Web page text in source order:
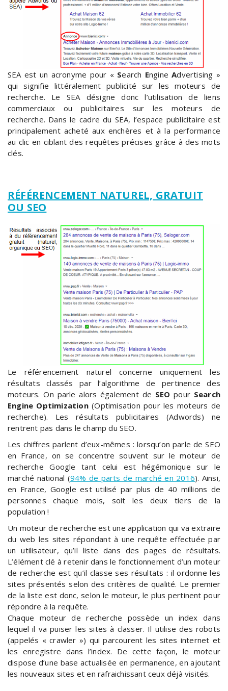
SEA est un acronyme pour « Search EngineAdvertising »
qui signifie littéralement publicité sur les moteurs de
recherche. Le SEA désigne donc l’utilisation de liens
commerciaux ou publicitaires sur les moteurs de
recherche. Dans le cadre du SEA, l’espace publicitaire est
principalement acheté aux enchères et à la performance
au clic en ciblant des requêtes précises grâce à des mots
clés.
RÉFÉRENCEMENT NATUREL, GRATUIT
OU SEO
Le référencement naturel concerne uniquement les
résultats classés par l’algorithme de pertinence des
moteurs. On parle alors également de SEO pour Search
Engine Optimization(Optimisation pour les moteurs de
recherche). Les résultats publicitaires (Adwords) ne
rentrent pas dans le champ du SEO.
Les chiffres parlent d’eux-mêmes : lorsqu’on parle de SEO
en France, on se concentre souvent sur le moteur de
recherche Google tant celui est hégémonique sur le
marché national (94% de parts de marché en 2016). Ainsi,
en France, Google est utilisé par plus de 40 millions de
personnes chaque mois, soit les deux tiers de la
population !
Un moteur de recherche est une application qui va extraire
du web les sites répondant à une requête effectuée par
un utilisateur, qu’il liste dans des pages de résultats.
L’élément clé à retenir dans le fonctionnement d’un moteur
de recherche est qu’il classe ses résultats : il ordonne les
sites présentés selon des critères de qualité. Le premier
de la liste est donc, selon le moteur, le plus pertinent pour
répondre à la requête.
Chaque moteur de recherche possède un index dans
lequel il va puiser les sites à classer. Il utilise des robots
(appelés « crawler ») qui parcourent les sites internet et
les enregistre dans l’index. De cette façon, le moteur
dispose d’une base actualisée en permanence, en ajoutant
les nouveaux sites et en rafraichissant ceux déjà visités.